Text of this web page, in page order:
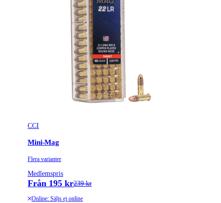
CCI
Mini-Mag
Flera varianter
Medlemspris
Från 195 kr239 kr
Online: Säljs ej online